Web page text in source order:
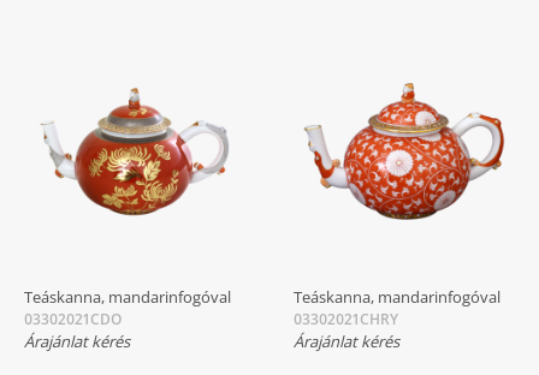
Teáskanna, mandarinfogóval
03302021CDO
Árajánlat kérés
Teáskanna, mandarinfogóval
03302021CHRY
Árajánlat kérés